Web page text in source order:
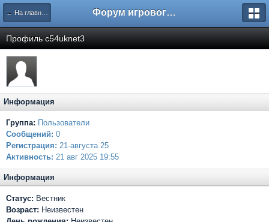
← На главную Форум игрового проекта Riverrise
Профиль c54uknet3
Информация
Группа: Пользователи
Сообщений: 0
Регистрация: 21-августа 25
Активность: 21 авг 2025 19:55
Информация
Статус: Вестник
Возраст: Неизвестен